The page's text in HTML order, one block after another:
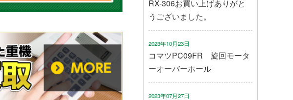
RX-306お買い上げありがと
うございました。
2023年10月23日
コマツPC09FR 旋回モータ
ーオーバーホール
2023年07月27日